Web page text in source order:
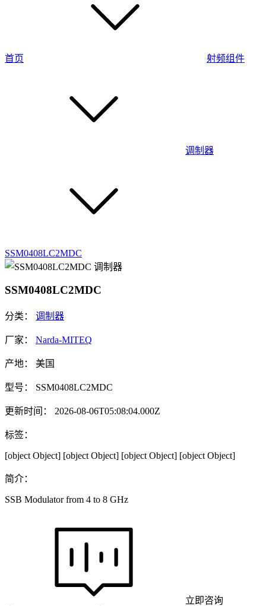
首页 射频组件
调制器
SSM0408LC2MDC
SSM0408LC2MDC
分类： 调制器
厂家： Narda-MITEQ
产地： 美国
型号： SSM0408LC2MDC
更新时间： 2026-08-06T05:08:04.000Z
标签：
[object Object] [object Object] [object Object] [object Object]
简介：
SSB Modulator from 4 to 8 GHz
立即咨询